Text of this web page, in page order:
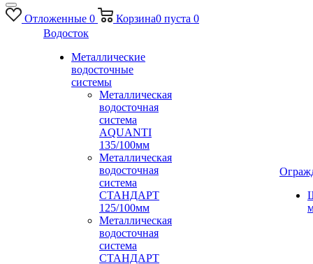
Отложенные 0 Корзина0 пуста 0
Водосток
Металлические
водосточные
системы
Металлическая
водосточная
система
AQUANTI
135/100мм
Металлическая
водосточная
система
СТАНДАРТ
125/100мм
Металлическая
водосточная
система
СТАНДАРТ